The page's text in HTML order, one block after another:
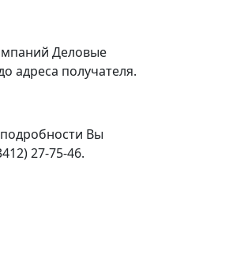
Деловые
адреса получателя.
Вы
27-75-46.